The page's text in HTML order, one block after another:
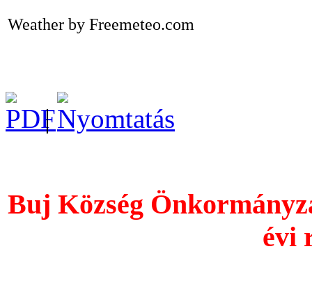
Weather by Freemeteo.com
|
Buj Község
évi